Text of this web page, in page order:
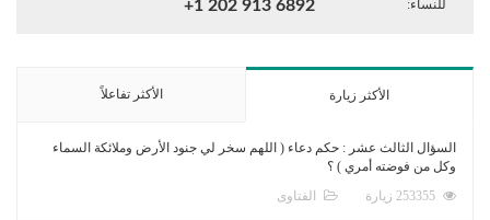
للنساء: +1 202 913 6892
الأكثر زيارة الأكثر تفاعلاً
السؤال الثالث عشر : حكم دعاء ( اللهم سخر لي جنود الأرض وملائكة السماء
وكل من فوضته أمري ) ؟
الفتاوى